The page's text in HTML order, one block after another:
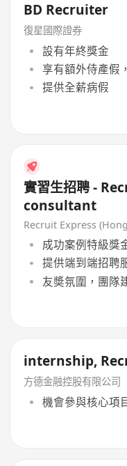
BD Recruiter
復星國際證券
設有年終獎金
享有額外侍產假
提供全薪病假
實習生招聘 -
consultant
Recruit Express
成功案例特級獎
提供端到端招聘
友奬氛圍，團隊
internship,
方德金融控股有限公司
機會參與核心項